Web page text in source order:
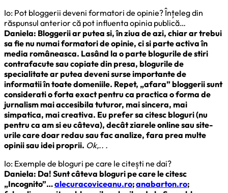
Io: Pot bloggerii deveni formatori de opinie? Înțeleg din
răspunsul anterior că pot influenta opinia publică…
Daniela: Bloggerii ar putea si, în ziua de azi, chiar ar trebui
sa fie nu numai formatori de opinie, ci si parte activa în
media româneasca. Lasând la o parte blogurile de stiri
contrafacute sau copiate din presa, blogurile de
specialitate ar putea deveni surse importante de
informatii în toate domeniile. Repet, „afara” bloggerii sunt
considerati o forta exact pentru ca practica o forma de
jurnalism mai accesibila tuturor, mai sincera, mai
simpatica, mai creativa. Eu prefer sa citesc bloguri (nu
pentru ca am si eu câteva), decât ziarele online sau site-
urile care doar redau sau fac analize, fara prea multe
opinii sau idei proprii. Ok,.. .
Io: Exemple de bloguri pe care le citești ne dai?
Daniela: Da! Sunt câteva bloguri pe care le citesc
„Incognito”…alecuracoviceanu.ro;anabarton.ro;